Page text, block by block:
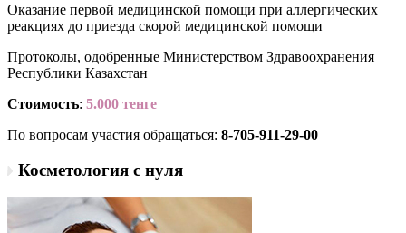
Оказание первой медицинской помощи при аллергических
реакциях до приезда скорой медицинской помощи
Протоколы, одобренные Министерством Здравоохранения
Республики Казахстан
Стоимость: 5.000 тенге
По вопросам участия обращаться: 8-705-911-29-00
Косметология с нуля